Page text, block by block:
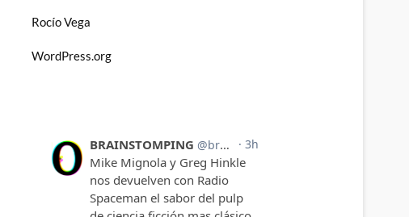
Rocío Vega
WordPress.org